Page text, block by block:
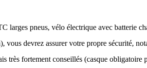
pneus, vélo électrique avec batterie
devrez assurer votre propre sécurité,
très fortement conseillés (casque obligatoire